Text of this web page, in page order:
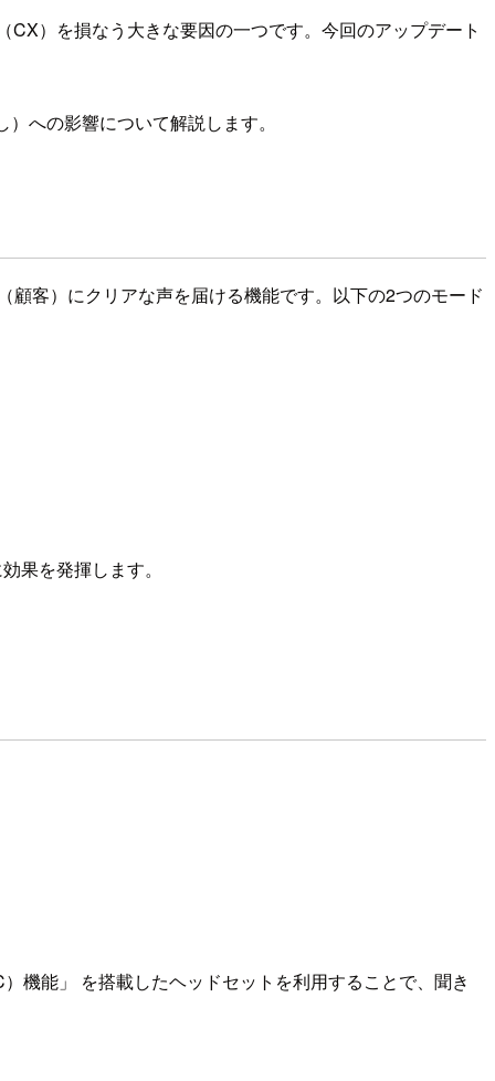
CX）を損なう大きな要因の一つです。今回のアップデート
への影響について解説します。
客）にクリアな声を届ける機能です。以下の2つのモード
果を発揮します。
機能」 を搭載したヘッドセットを利用することで、聞き